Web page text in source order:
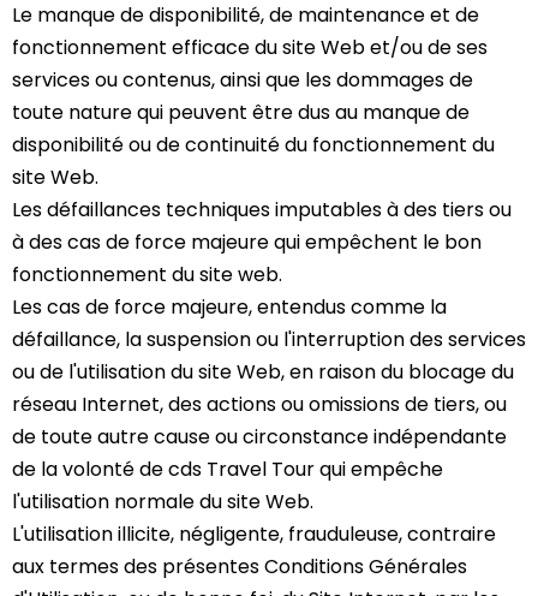
Le manque de disponibilité, de maintenance et de
fonctionnement efficace du site Web et/ou de ses
services ou contenus, ainsi que les dommages de
toute nature qui peuvent être dus au manque de
disponibilité ou de continuité du fonctionnement du
site Web.
Les défaillances techniques imputables à des tiers ou
à des cas de force majeure qui empêchent le bon
fonctionnement du site web.
Les cas de force majeure, entendus comme la
défaillance, la suspension ou l'interruption des services
ou de l'utilisation du site Web, en raison du blocage du
réseau Internet, des actions ou omissions de tiers, ou
de toute autre cause ou circonstance indépendante
de la volonté de cds Travel Tour qui empêche
l'utilisation normale du site Web.
L'utilisation illicite, négligente, frauduleuse, contraire
aux termes des présentes Conditions Générales